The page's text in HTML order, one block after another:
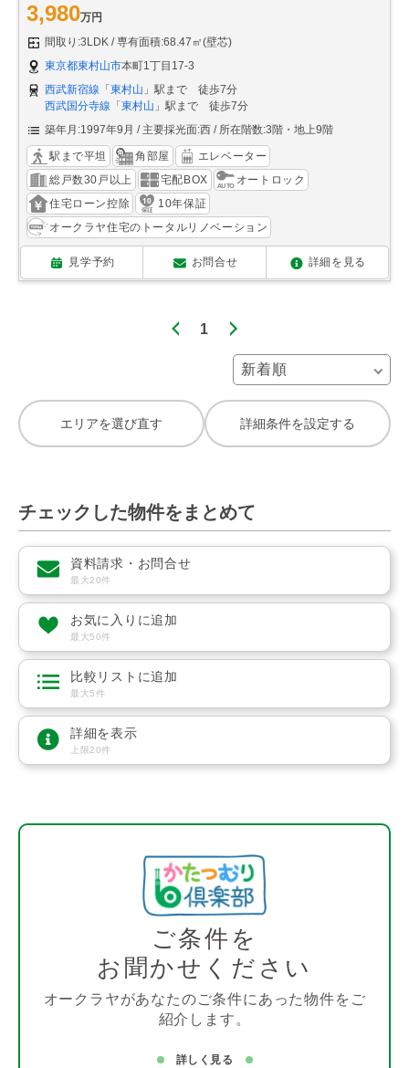
3,980万円
間取り:3LDK
専有面積:68.47㎡(壁芯)
東京都東村山市本町1丁目17-3
西武新宿線 「 東村山 」駅まで 徒歩7分
西武国分寺線 「 東村山 」駅まで 徒歩7分
築年月:1997年9月
主要採光面:西 所在階数:3階・地上9階
駅まで平坦 角部屋
エレベーター
総戸数30戸以上
宅配BOX
オートロック
住宅ローン控除
10年保証
オークラヤ住宅のトータルリノベーション
見学予約 お問合せ 詳細を見る
1
エリアを選び直す 詳細条件を設定する
チェックした物件をまとめて
資料請求・お問合せ
最大20件
お気に入りに追加
最大50件
比較リストに追加
最大5件
詳細を表示
上限20件
ご条件を
お聞かせください
オークラヤがあなたのご条件にあった物件をご
紹介します。
詳しく見る